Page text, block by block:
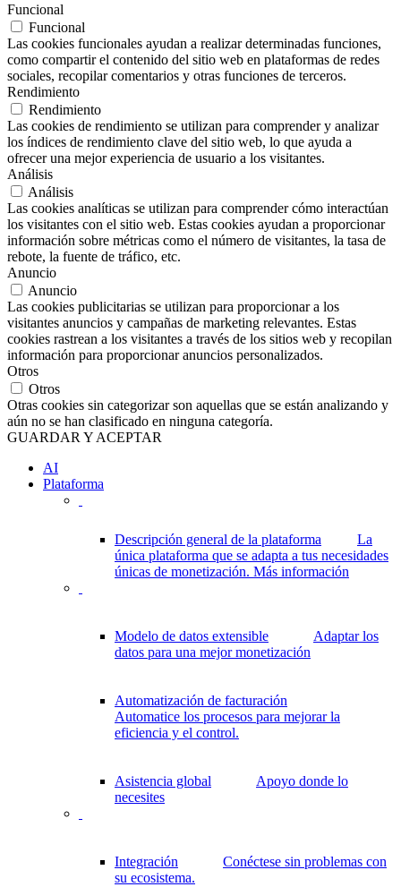
Funcional
Funcional
Las cookies funcionales ayudan a realizar determinadas funciones,
como compartir el contenido del sitio web en plataformas de redes
sociales, recopilar comentarios y otras funciones de terceros.
Rendimiento
Rendimiento
Las cookies de rendimiento se utilizan para comprender y analizar
los índices de rendimiento clave del sitio web, lo que ayuda a
ofrecer una mejor experiencia de usuario a los visitantes.
Análisis
Análisis
Las cookies analíticas se utilizan para comprender cómo interactúan
los visitantes con el sitio web. Estas cookies ayudan a proporcionar
información sobre métricas como el número de visitantes, la tasa de
rebote, la fuente de tráfico, etc.
Anuncio
Anuncio
Las cookies publicitarias se utilizan para proporcionar a los
visitantes anuncios y campañas de marketing relevantes. Estas
cookies rastrean a los visitantes a través de los sitios web y recopilan
información para proporcionar anuncios personalizados.
Otros
Otros
Otras cookies sin categorizar son aquellas que se están analizando y
aún no se han clasificado en ninguna categoría.
GUARDAR Y ACEPTAR
AI
Plataforma
Descripción general de la plataforma
La
única plataforma que se adapta a tus necesidades
únicas de monetización. Más información
Modelo de datos extensible
Adaptar los
datos para una mejor monetización
Automatización de facturación
Automatice los procesos para mejorar la
eficiencia y el control.
Asistencia global
Apoyo donde lo
necesites
Integración
Conéctese sin problemas con
su ecosistema.